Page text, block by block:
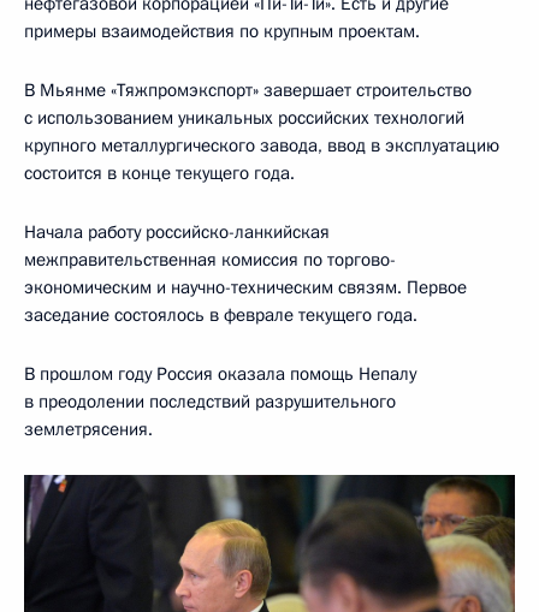
примеры взаимодействия по крупным проектам.
В Мьянме «Тяжпромэкспорт» завершает строительство
с использованием уникальных российских технологий
крупного металлургического завода, ввод в эксплуатацию
состоится в конце текущего года.
Начала работу российско-ланкийская
межправительственная комиссия по торгово-
экономическим и научно-техническим связям. Первое
заседание состоялось в феврале текущего года.
В прошлом году Россия оказала помощь Непалу
в преодолении последствий разрушительного
землетрясения.